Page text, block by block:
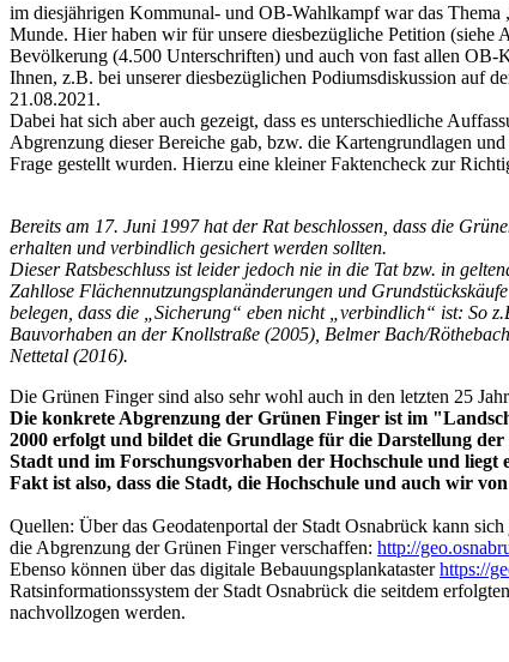
im diesjährigen Kommunal- und OB-Wahlkampf war das Thema
Munde. Hier haben wir für unsere diesbezügliche Petition (siehe
Bevölkerung (4.500 Unterschriften) und auch von fast allen OB-
Ihnen, z.B. bei unserer diesbezüglichen Podiumsdiskussion auf
21.08.2021.
Dabei hat sich aber auch gezeigt, dass es unterschiedliche
Abgrenzung dieser Bereiche gab, bzw. die Kartengrundlagen
Frage gestellt wurden. Hierzu eine kleiner Faktencheck zur
Bereits am 17. Juni 1997 hat der Rat beschlossen, dass die
erhalten und verbindlich gesichert werden sollten.
Dieser Ratsbeschluss ist leider jedoch nie in die Tat bzw. in
Zahllose Flächennutzungsplanänderungen und
belegen, dass die „Sicherung“ eben nicht „verbindlich“ ist: So
Bauvorhaben an der Knollstraße (2005), Belmer Bach/
Nettetal (2016).
Die Grünen Finger sind also sehr wohl auch in den letzten 25
Die konkrete Abgrenzung der Grünen Finger ist im
2000 erfolgt und bildet die Grundlage für die Darstellung
Stadt und im Forschungsvorhaben der Hochschule und liegt
Fakt ist also, dass die Stadt, die Hochschule und auch wir
Quellen: Über das Geodatenportal der Stadt Osnabrück kann
die Abgrenzung der Grünen Finger verschaffen: http://
Ebenso können über das digitale Bebauungsplankatasterhttps://
Ratsinformationssystem der Stadt Osnabrück die seitdem
nachvollzogen werden.